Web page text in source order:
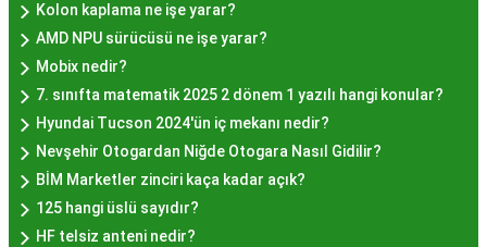
tatları sevenler için Sultanahmet, Eminönü, ve
Eyüp gibi tarihi semtlerdeki lokantalarda Hayır
Lokması deneyimi daha da özel olabilir. Ayrıca,
Beyoğlu, Kadıköy, ve Beşiktaş gibi modern
semtlerde de bu lezzeti bulabilirsiniz.
Hayır Lokması Fiyatları
İstanbul'da Nasıl?
Kolon kaplama ne işe yarar?
AMD NPU sürücüsü ne işe yarar?
Mobix nedir?
7. sınıfta matematik 2025 2 dönem 1 yazılı hangi konular?
Hyundai Tucson 2024'ün iç mekanı nedir?
Nevşehir Otogardan Niğde Otogara Nasıl Gidilir?
BİM Marketler zinciri kaça kadar açık?
125 hangi üslü sayıdır?
HF telsiz anteni nedir?